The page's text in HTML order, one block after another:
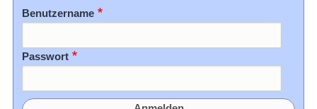
Benutzername
Passwort